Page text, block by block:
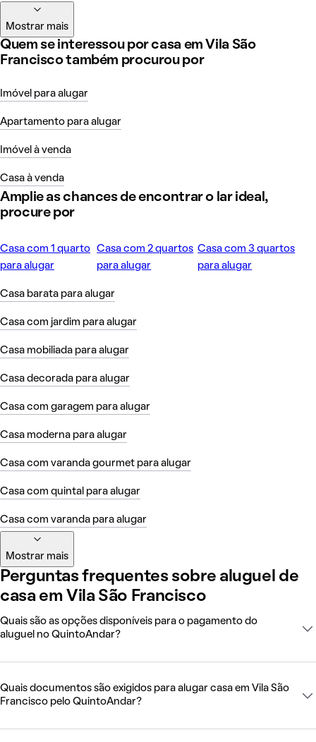
Mostrar mais
Quem se interessou por casa em Vila São
Francisco também procurou por
Imóvel para alugar
Apartamento para alugar
Imóvel à venda
Casa à venda
Amplie as chances de encontrar o lar ideal,
procure por
Casa com 1 quarto
para alugar
Casa com 2 quartos
para alugar
Casa com 3 quartos
para alugar
Casa barata para alugar
Casa com jardim para alugar
Casa mobiliada para alugar
Casa decorada para alugar
Casa com garagem para alugar
Casa moderna para alugar
Casa com varanda gourmet para alugar
Casa com quintal para alugar
Casa com varanda para alugar
Mostrar mais
Perguntas frequentes sobre aluguel de
casa em Vila São Francisco
Quais são as opções disponíveis para o pagamento do
aluguel no QuintoAndar?
Quais documentos são exigidos para alugar casa em Vila São
Francisco pelo QuintoAndar?